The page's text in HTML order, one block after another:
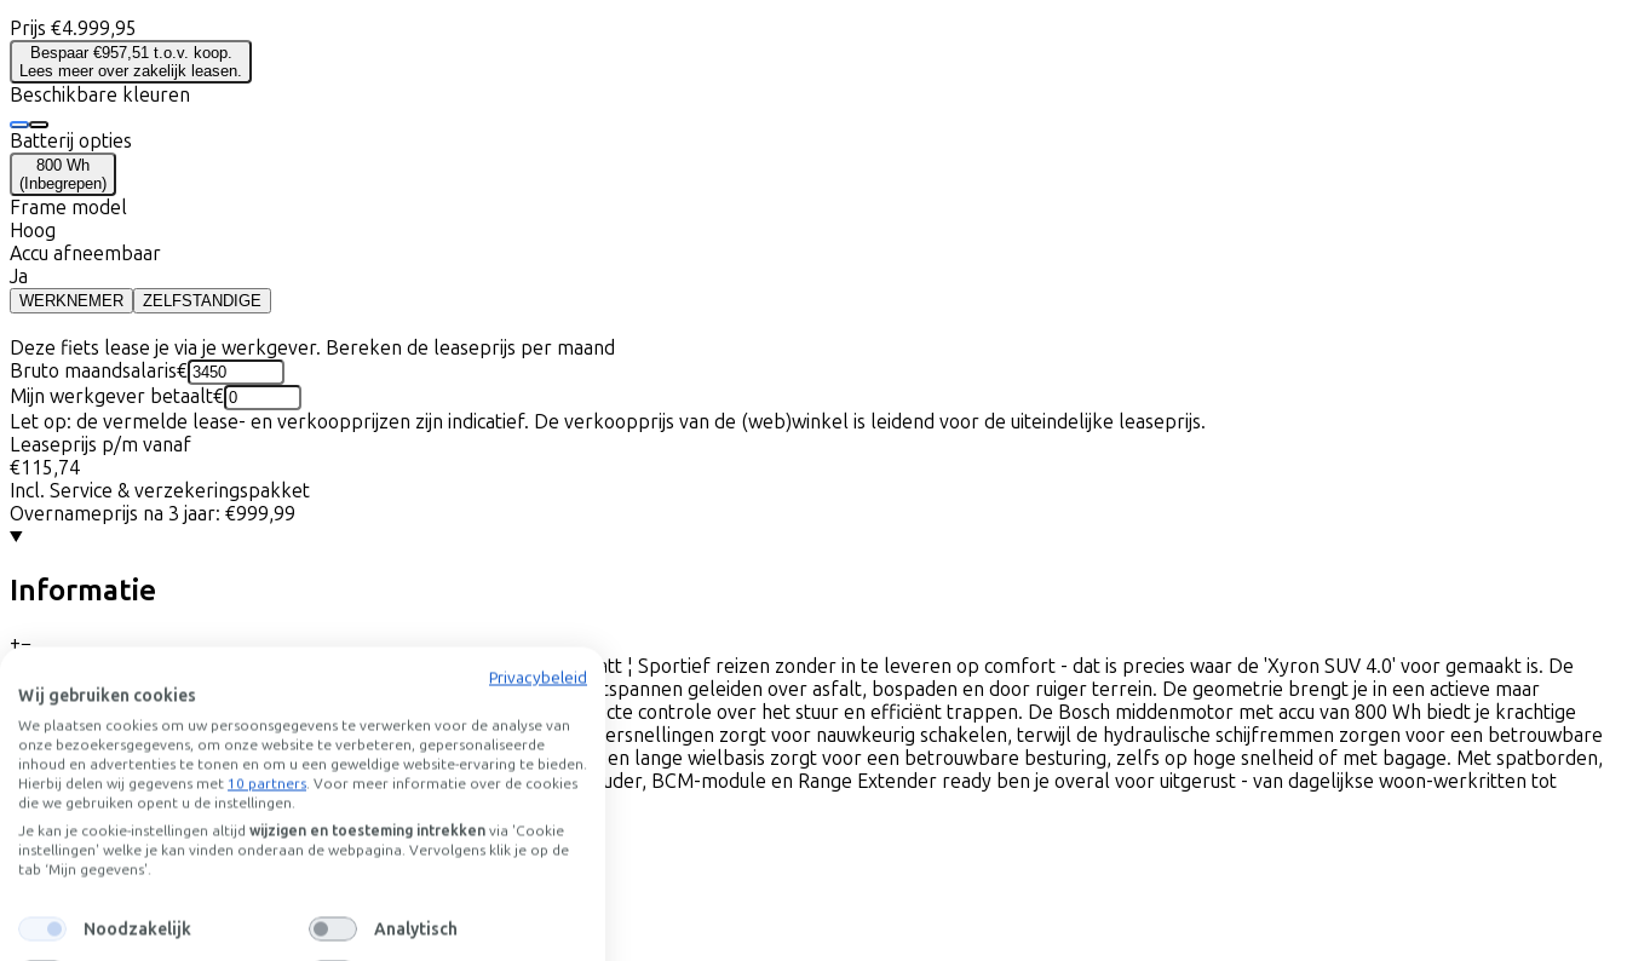
Prijs €4.999,95
Bespaar €957,51 t.o.v. koop.
Lees meer over zakelijk leasen.
Beschikbare kleuren
Batterij opties
800 Wh
( Inbegrepen)
Frame model
Hoog
Accu afneembaar
Ja
WERKNEMER ZELFSTANDIGE
Deze fiets lease je via je werkgever. Bereken de leaseprijs per maand
Bruto maandsalaris€
Mijn werkgever betaalt€
Let op: de vermelde lease- en verkoopprijzen zijn indicatief. De verkoopprijs van de (web)winkel is leidend voor de uiteindelijke leaseprijs.
Leaseprijs p/m vanaf
€115,74
Incl. Service & verzekeringspakket
Overnameprijs na 3 jaar: €999,99
Informatie
+−
CONWAY Elektrische SUV "Xyron SUV 4.0" (#2), 29", metallicgrey matt ¦ Sportief reizen zonder in te leveren op comfort - dat is precies waar de 'Xyron SUV 4.0' voor gemaakt is. De
volledige vering met 150 mm veerweg voor en achter zorgt voor ontspannen geleiden over asfalt, bospaden en door ruiger terrein. De geometrie brengt je in een actieve maar
ergonomisch uitgebalanceerde positie Je zit iets naar voren, met directe controle over het stuur en efficiënt trappen. De Bosch middenmotor met accu van 800 Wh biedt je krachtige
ondersteuning tot 25 km/u. De Shimano 'Deore' versnelling met 12 versnellingen zorgt voor nauwkeurig schakelen, terwijl de hydraulische schijfremmen zorgen voor een betrouwbare
vertraging. De combinatie van een korte stuurpen, vlakke stuurhoek en lange wielbasis zorgt voor een betrouwbare besturing, zelfs op hoge snelheid of met bagage. Met spatborden,
slimme frame-integratie en functies zoals de HTM 2.0 voordragerhouder, BCM-module en Range Extender ready ben je overal voor uitgerust - van dagelijkse woon-werkritten tot
toertochten in het weekend.
Specificaties
+−
Privacybeleid
Wij gebruiken cookies
We plaatsen cookies om uw persoonsgegevens te verwerken voor de analyse van
onze bezoekersgegevens, om onze website te verbeteren, gepersonaliseerde
inhoud en advertenties te tonen en om u een geweldige website-ervaring te bieden.
Hierbij delen wij gegevens met 10 partners. Voor meer informatie over de cookies
die we gebruiken opent u de instellingen.
Je kan je cookie-instellingen altijd wijzigen en toesteming intrekken via 'Cookie
instellingen' welke je kan vinden onderaan de webpagina. Vervolgens klik je op de
tab ‘Mijn gegevens'.
Noodzakelijk Analytisch